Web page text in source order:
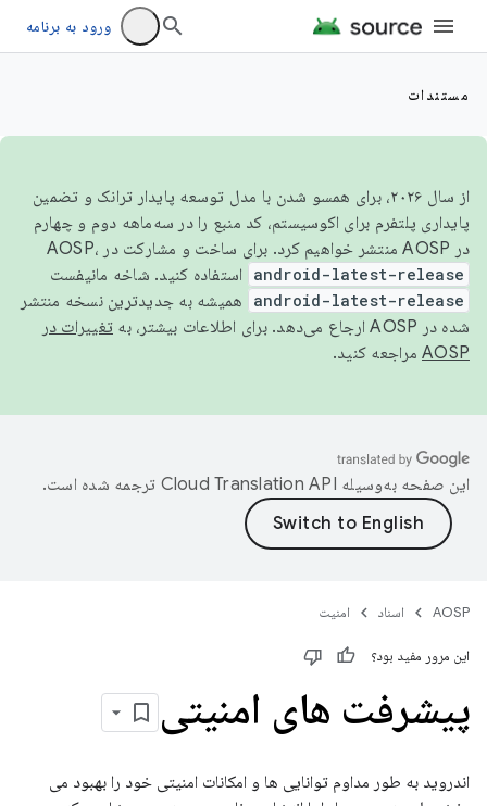
ورود به برنامه
مستندات
از سال ۲۰۲۶، برای همسو شدن با مدل توسعه پایدار ترانک و تضمین
پایداری پلتفرم برای اکوسیستم، کد منبع را در سه‌ماهه دوم و چهارم
در AOSP منتشر خواهیم کرد. برای ساخت و مشارکت در AOSP،
android-latest-release استفاده کنید. شاخه مانیفست
android-latest-release
همیشه به جدیدترین نسخه منتشر
شده در AOSP ارجاع می‌دهد. برای اطلاعات بیشتر، به
تغییرات در
AOSP مراجعه کنید.
این صفحه به‌وسیله ترجمه شده است.
AOSP اسناد امنیت
این مرور مفید بود؟
پیشرفت های امنیتی
اندروید به طور مداوم توانایی ها و امکانات امنیتی خود را بهبود می